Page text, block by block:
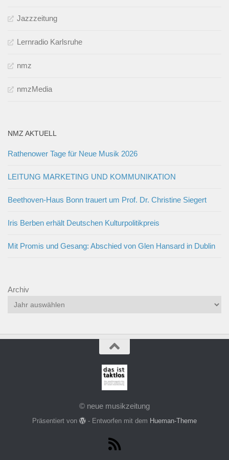
Jazzzeitung
Lernradio Karlsruhe
nmz
nmzMedia
NMZ AKTUELL
Rathenower Tage für Neue Musik 2026
LEITUNG MARKETING UND KOMMUNIKATION
Beethoven-Haus Bonn trauert um Prof. Dr. Christine Siegert
Iris Berben erhält Deutschen Kulturpolitikpreis
Mit Promis und Gesang: Abschied von Glen Hansard in Dublin
Archiv
© neue musikzeitung
Präsentiert von - Entworfen mit dem Hueman-Theme